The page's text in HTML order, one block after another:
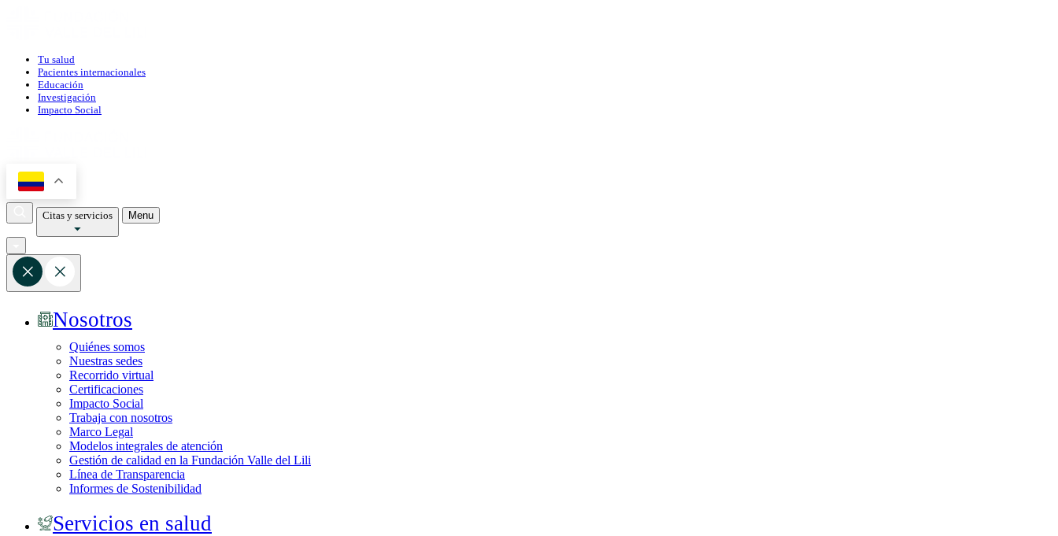
Tu salud
Pacientes internacionales
Educación
Investigación
Impacto Social
Citas y servicios Menu
Nosotros
Quiénes somos
Nuestras sedes
Recorrido virtual
Certificaciones
Impacto Social
Trabaja con nosotros
Marco Legal
Modelos integrales de atención
Gestión de calidad en la Fundación Valle del Lili
Línea de Transparencia
Informes de Sostenibilidad
Servicios en salud